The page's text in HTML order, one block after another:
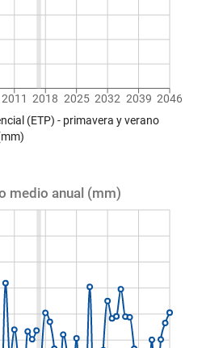
2011 2018 2025 2032 2039 2046
(ETP) - primavera y verano
medio anual (mm)